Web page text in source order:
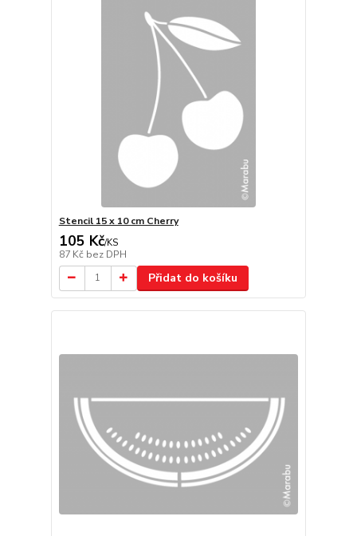
Stencil 15 x 10 cm Cherry
105 Kč/KS
87 Kč bez DPH
Přidat do košíku